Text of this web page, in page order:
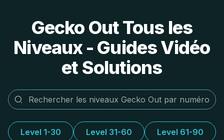
Gecko Out Tous les
Niveaux - Guides Vidéo
et Solutions
Level 1-30 Level 31-60 Level 61-90